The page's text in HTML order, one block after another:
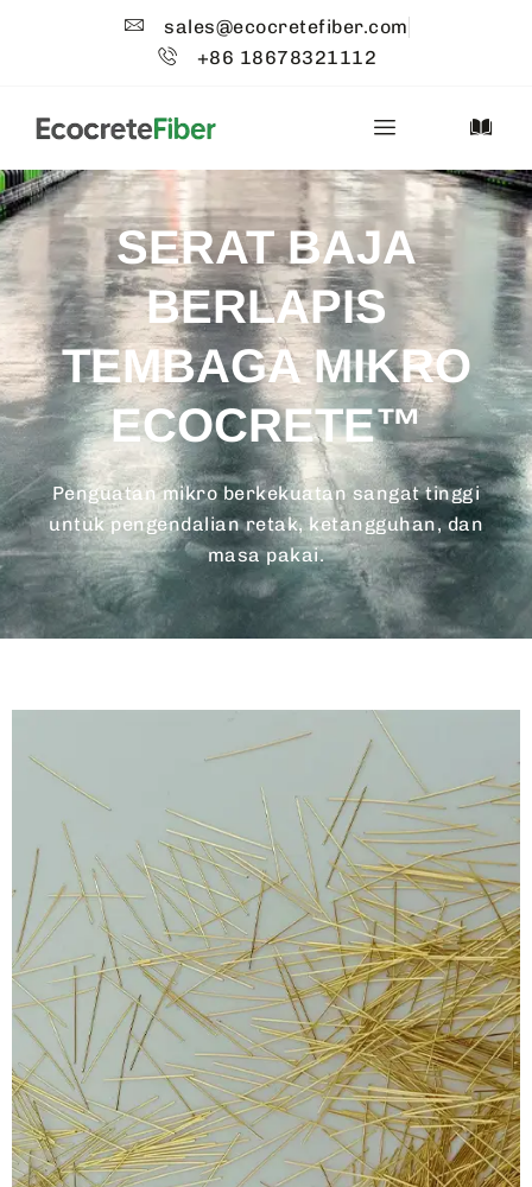
sales@ecocretefiber.com
+86 18678321112
SERAT BAJA
BERLAPIS
TEMBAGA MIKRO
ECOCRETE™
Penguatan mikro berkekuatan sangat tinggi
untuk pengendalian retak, ketangguhan, dan
masa pakai.